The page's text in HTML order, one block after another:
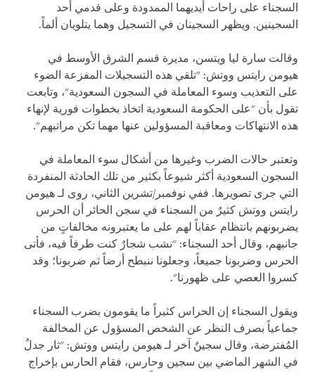
السجناء على راحات أيديهما الممدودة وعلى قدمي أحد
السجينين. ويظهر السجينان في التسجيل وهما يتلويان ألماً.
وقالت سارة ليا ويتسن، مديرة قسم الشرق الأوسط في
هيومن رايتس ووتش: "تلقي هذه التسجيلات المفزعة الضوء
على التعذيب وسوء المعاملة في السجون السعودية"، وتابعت
تقول بأن "على الحكومة السعودية اتخاذ بخطوات فورية لإنهاء
هذه الانتهاكات ومعاقبة المسؤولين عنها مهما تكن مراتبهم".
وتعتبر حالات الضرب وغيرها من أشكال سوء المعاملة في
السجون السعودية أكثر شيوعاً بكثير من تلك الحادثة المنفردة
التي جرى تصويرها. ففي نوفمبر/تشرين الثاني، روى لـ هيومن
رايتس ووتش كثيرٌ من السجناء في سجن الحائر أن الحرس
يضربونهم بانتظام عقاباً لهم على ما يعتبرونه مخالفاتٍ من
جانبهم، وقال أحد السجناء: "نشب شجارٌ كنت طرفاً فيه، فأتى
الحرس وضربونا جميعاً، وجعلونا ننبطح أرضاً ثم ضربونا؛ وقد
كسروا العصي على ظهورنا".
ويقول السجناء إن الحراس كثيراً ما يقومون بضرب السجناء
جماعياً بصرف النظر عن الشخص المسؤول عن المخالفة
المُفترضة، وقال سجينٌ آخر لـ هيومن رايتس ووتش: "ثار جدلٌ
في الشهر الماضي بين سجين وحارس، فقام الحارس بإخراج